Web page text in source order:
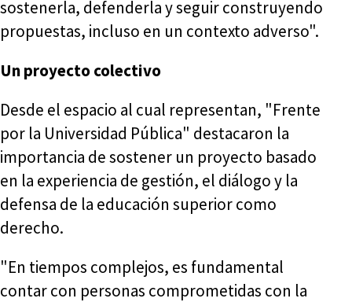
sostenerla, defenderla y seguir construyendo
propuestas, incluso en un contexto adverso".
Un proyecto colectivo
Desde el espacio al cual representan, "Frente
por la Universidad Pública" destacaron la
importancia de sostener un proyecto basado
en la experiencia de gestión, el diálogo y la
defensa de la educación superior como
derecho.
"En tiempos complejos, es fundamental
contar con personas comprometidas con la